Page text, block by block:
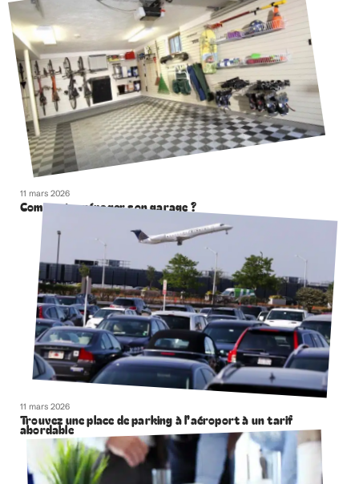
11 mars 2026
Comment aménager son garage ?
11 mars 2026
Trouvez une place de parking à l’aéroport à un tarif
abordable